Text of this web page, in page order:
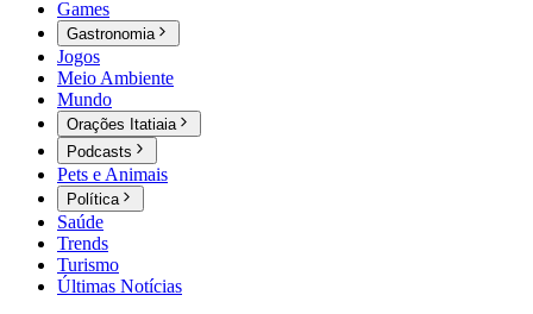
Games
Gastronomia
Jogos
Meio Ambiente
Mundo
Orações Itatiaia
Podcasts
Pets e Animais
Política
Saúde
Trends
Turismo
Últimas Notícias